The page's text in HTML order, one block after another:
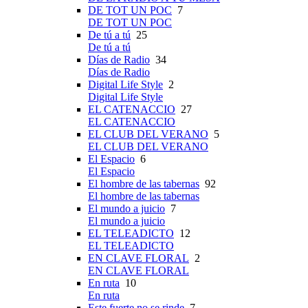
DE TOT UN POC 7
DE TOT UN POC
De tú a tú 25
De tú a tú
Días de Radio 34
Días de Radio
Digital Life Style 2
Digital Life Style
EL CATENACCIO 27
EL CATENACCIO
EL CLUB DEL VERANO 5
EL CLUB DEL VERANO
El Espacio 6
El Espacio
El hombre de las tabernas 92
El hombre de las tabernas
El mundo a juicio 7
El mundo a juicio
EL TELEADICTO 12
EL TELEADICTO
EN CLAVE FLORAL 2
EN CLAVE FLORAL
En ruta 10
En ruta